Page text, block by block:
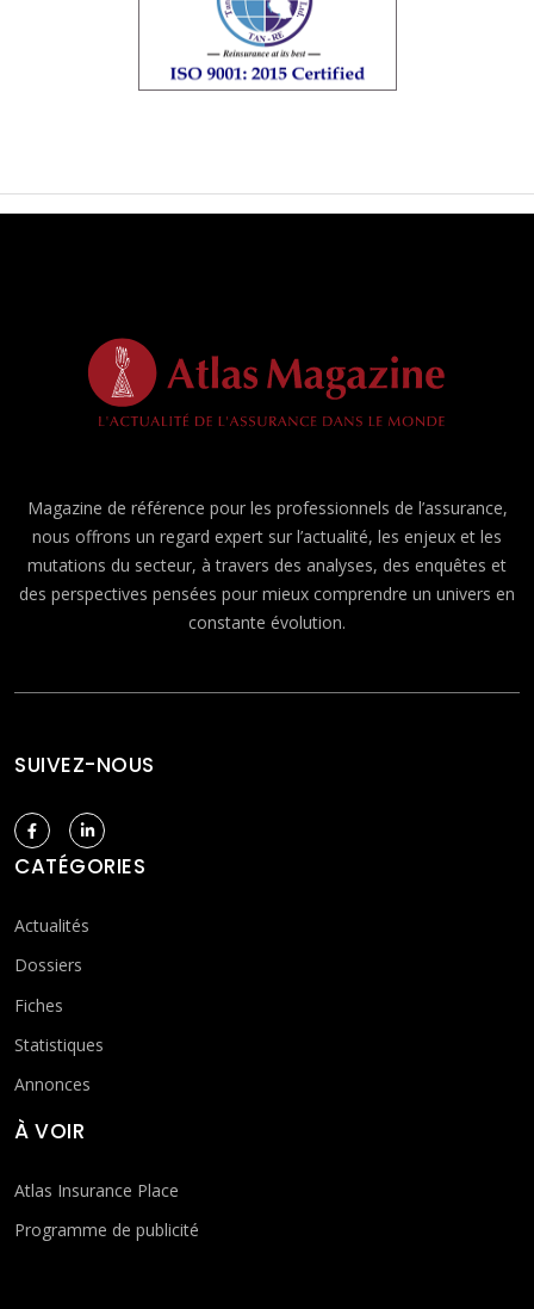
Magazine de référence pour les professionnels de l’assurance,
nous offrons un regard expert sur l’actualité, les enjeux et les
mutations du secteur, à travers des analyses, des enquêtes et
des perspectives pensées pour mieux comprendre un univers en
constante évolution.
SUIVEZ-NOUS
CATÉGORIES
Actualités
Dossiers
Fiches
Statistiques
Annonces
À VOIR
Atlas Insurance Place
Programme de publicité